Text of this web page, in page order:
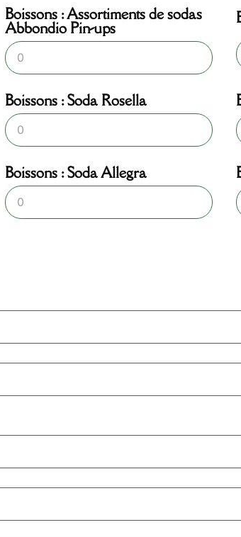
Boissons : Assortiments de sodas
Abbondio Pin-ups
Boissons : Soda Rosella
Boissons : Soda Allegra